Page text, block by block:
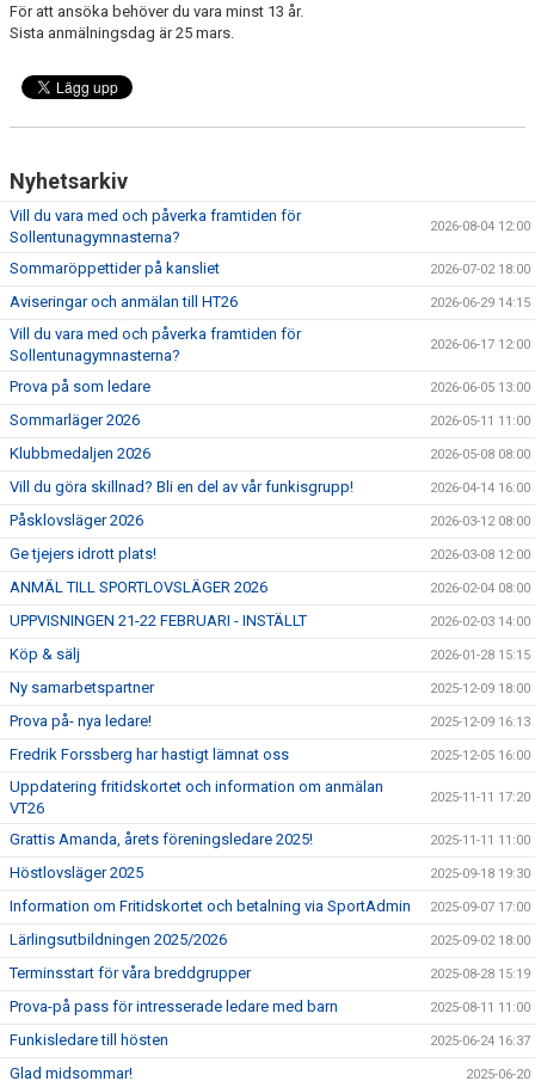
För att ansöka behöver du vara minst 13 år.
Sista anmälningsdag är 25 mars.
Nyhetsarkiv
Vill du vara med och påverka framtiden för
Sollentunagymnasterna?
2026-08-04 12:00
Sommaröppettider på kansliet 2026-07-02 18:00
Aviseringar och anmälan till HT26 2026-06-29 14:15
Vill du vara med och påverka framtiden för
Sollentunagymnasterna?
2026-06-17 12:00
Prova på som ledare 2026-06-05 13:00
Sommarläger 2026 2026-05-11 11:00
Klubbmedaljen 2026 2026-05-08 08:00
Vill du göra skillnad? Bli en del av vår funkisgrupp! 2026-04-14 16:00
Påsklovsläger 2026 2026-03-12 08:00
Ge tjejers idrott plats! 2026-03-08 12:00
ANMÄL TILL SPORTLOVSLÄGER 2026 2026-02-04 08:00
UPPVISNINGEN 21-22 FEBRUARI - INSTÄLLT 2026-02-03 14:00
Köp & sälj 2026-01-28 15:15
Ny samarbetspartner 2025-12-09 18:00
Prova på- nya ledare! 2025-12-09 16:13
Fredrik Forssberg har hastigt lämnat oss 2025-12-05 16:00
Uppdatering fritidskortet och information om anmälan
VT26
2025-11-11 17:20
Grattis Amanda, årets föreningsledare 2025! 2025-11-11 11:00
Höstlovsläger 2025 2025-09-18 19:30
Information om Fritidskortet och betalning via SportAdmin 2025-09-07 17:00
Lärlingsutbildningen 2025/2026 2025-09-02 18:00
Terminsstart för våra breddgrupper 2025-08-28 15:19
Prova-på pass för intresserade ledare med barn 2025-08-11 11:00
Funkisledare till hösten 2025-06-24 16:37
Glad midsommar! 2025-06-20